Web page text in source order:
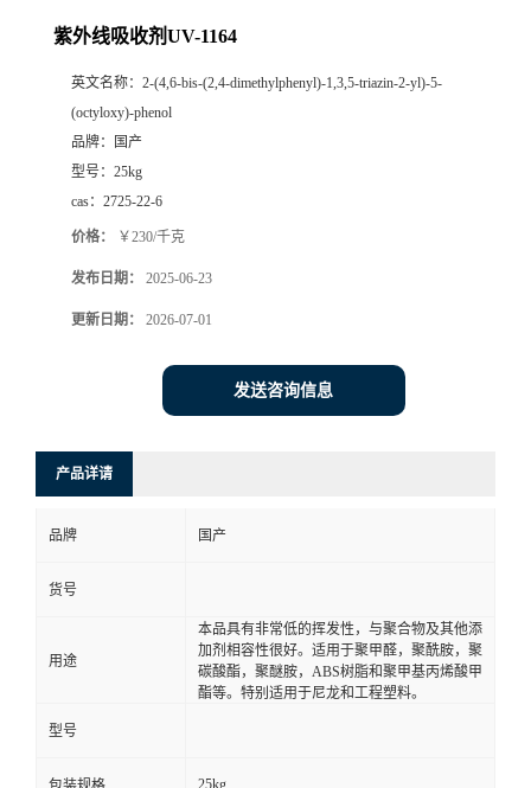
紫外线吸收剂UV-1164
英文名称： 2-(4,6-bis-(2,4-dimethylphenyl)-1,3,5-triazin-2-yl)-5-
(octyloxy)-phenol
品牌：
国产
型号： 25kg
cas： 2725-22-6
价格： ￥230/千克
发布日期： 2025-06-23
更新日期： 2026-07-01
发送咨询信息
产品详请
品牌 国产
货号
用途
本品具有非常低的挥发性，与聚合物及其他添
加剂相容性很好。适用于聚甲醛，聚酰胺，聚
碳酸酯，聚醚胺，ABS树脂和聚甲基丙烯酸甲
酯等。特别适用于尼龙和工程塑料。
型号